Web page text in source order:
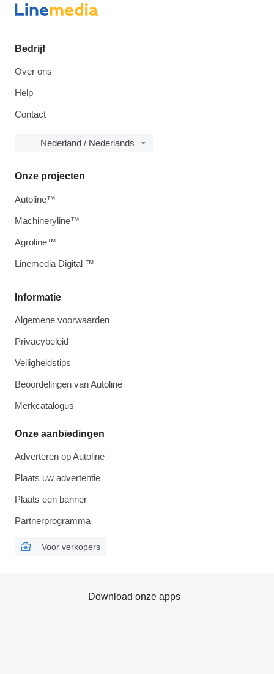
Bedrijf
Over ons
Help
Contact
Nederland / Nederlands
Informatie
Algemene voorwaarden
Privacybeleid
Veiligheidstips
Beoordelingen van Autoline
Merkcatalogus
Onze aanbiedingen
Adverteren op Autoline
Plaats uw advertentie
Plaats een banner
Partnerprogramma
Voor verkopers
Onze projecten
Autoline™
Machineryline™
Agroline™
Linemedia Digital ™
Download onze apps